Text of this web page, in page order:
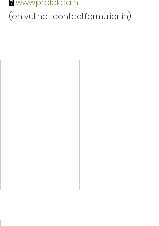
🖥️ www.prolokaal.nl
(en vul het contactformulier in)